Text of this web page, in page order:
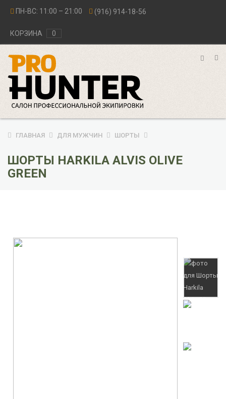
ПН-ВС: 11:00 – 21:00 (916) 914-18-56
КОРЗИНА 0
ГЛАВНАЯ ДЛЯ МУЖЧИН ШОРТЫ
ШОРТЫ HARKILA ALVIS OLIVE
GREEN